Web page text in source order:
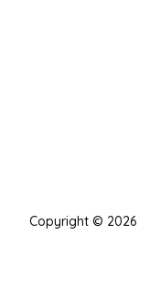
Copyright © 2026